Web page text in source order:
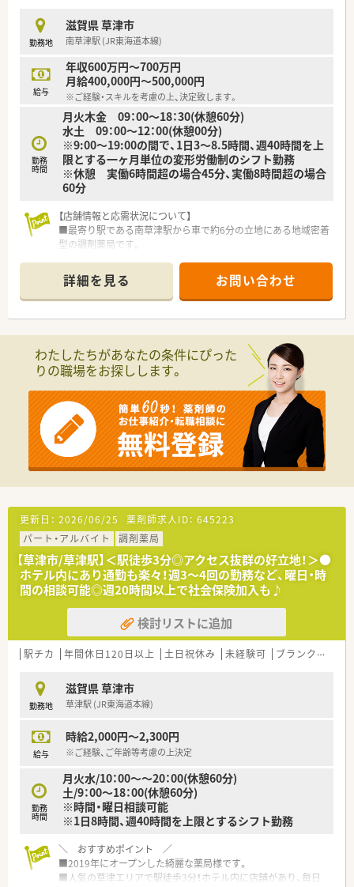
勤務地
滋賀県 草津市
南草津駅 (JR東海道本線)
給与
年収600万円～700万円
月給400,000円～500,000円
※ご経験・スキルを考慮の上、決定致します。
勤務
時間
月火木金 09：00～18：30(休憩60分)
水土 09：00～12：00(休憩00分)
※9:00～19:00の間で、1日3～8.5時間、週40時間を上
限とする一ヶ月単位の変形労働制のシフト勤務
※休憩 実働6時間超の場合45分、実働8時間超の場合
60分
【店舗情報と応需状況について】
■最寄り駅である南草津駅から車で約6分の立地にある地域密着
型の調剤薬局です。
100～120枚を処方しています。
■薬剤師は常勤2名と非常勤1名が在籍しており、事務スタッフ
が業務をサポートいるので体制は整っております。
■今後も事業拡大を見据えており、それらの体制強化が目的の増
員募集となります。
■薬局長として調剤業務だけでなく、店舗運営やマネジメントに
■会社の成長と共に自身もスキルアップしたいという、社員第一
の考え方の薬局です。
【職場環境と雰囲気】
■自己成長を求められている方も多く在籍しており、互いに切磋
琢磨しながら働くことができる活気のある職場です。
■業務で困った際には、本部所属のフリー薬剤師がサポートに入
■個人の成果を正当に判断し、それを会社が評価していただける
ので、高いモチベーションを維持して働けます。
【こんな方にオススメ】
■ご自身の薬剤師としてのスキルや経験を評価頂き、高年収を実
現したいと考えている方におすすめです。
■薬局長やエリア長、さらには経営層へのキャリアアップに挑戦
したいという成長意欲をお持ちの方に最適です。
■ワークライフバランスを重視しており、安定した環境で地域医
療に貢献しながら長く働ける環境です。
詳細を見る お問い合わせ
わたしたちがあなたの条件にぴった
りの職場をお探しします。
更新日： 2026/06/25 薬剤師求人ID： 645223
パート・アルバイト
調剤薬局
【草津市/草津駅】＜駅徒歩3分◎アクセス抜群の好立地！＞●
ホテル内にあり通勤も楽々！週3～4回の勤務など、曜日・時
間の相談可能◎週20時間以上で社会保険加入も♪
検討リストに追加
駅チカ 年間休日120日以上 土日祝休み 未経験可 ブランク可
勤務地
滋賀県 草津市
草津駅 (JR東海道本線)
給与
時給2,000円～2,300円
※ご経験、ご年齢等考慮の上決定
勤務
時間
月火水/10：00～～20：00(休憩60分)
土/9：00～18：00(休憩60分)
※時間・曜日相談可能
※1日8時間、週40時間を上限とするシフト勤務
＼ おすすめポイント ／
■2019年にオープンした綺麗な薬局様です。
■人気の草津エリアで駅徒歩3分！ホテル内に店舗があり、毎日